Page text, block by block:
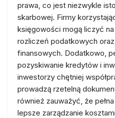
prawa, co jest niezwykle
skarbowej. Firmy
księgowości mogą liczyć
rozliczeń podatkowych
finansowych. Dodatkowo,
pozyskiwanie kredytów i
inwestorzy chętniej
prowadzą rzetelną
również zauważyć, że
lepsze zarządzanie